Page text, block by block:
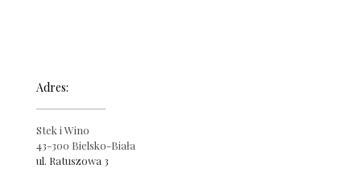
Adres:
Stek i Wino
43-300 Bielsko-Biała
ul. Ratuszowa 3